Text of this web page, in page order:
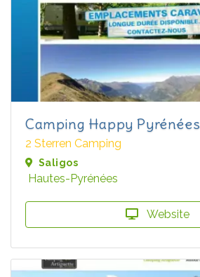
Camping Happy Pyrénées
2 Sterren Camping
Saligos
Hautes-Pyrénées
Website